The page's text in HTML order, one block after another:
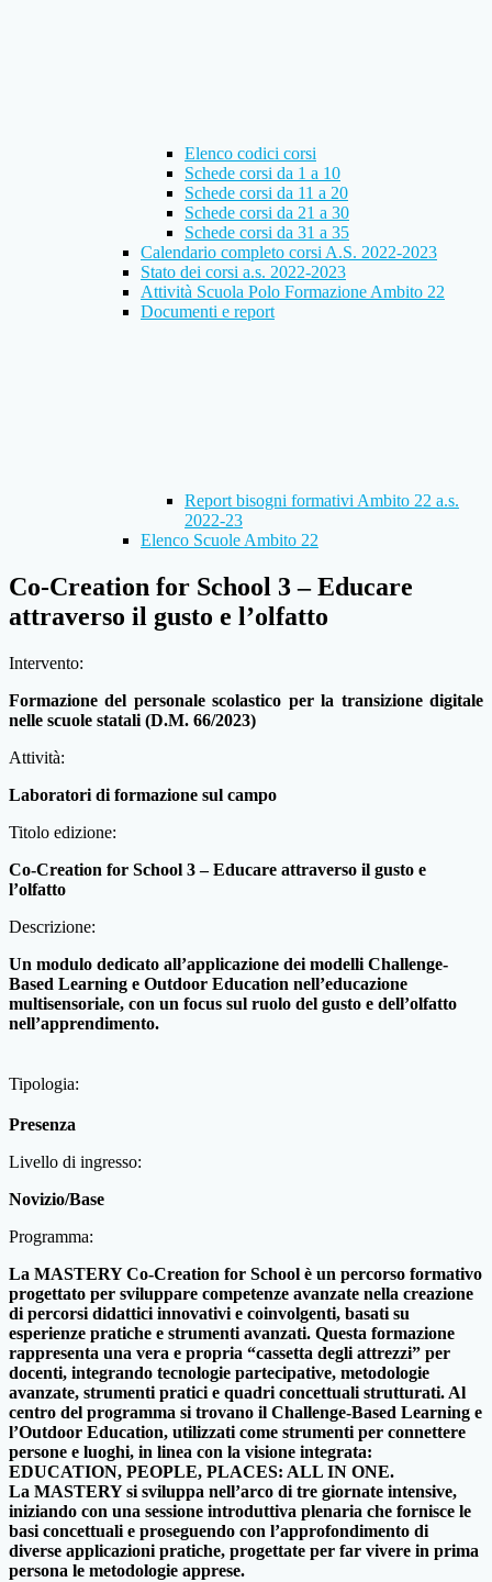
Elenco codici corsi
Schede corsi da 1 a 10
Schede corsi da 11 a 20
Schede corsi da 21 a 30
Schede corsi da 31 a 35
Calendario completo corsi A.S. 2022-2023
Stato dei corsi a.s. 2022-2023
Attività Scuola Polo Formazione Ambito 22
Documenti e report
Report bisogni formativi Ambito 22 a.s.
2022-23
Elenco Scuole Ambito 22
Co-Creation for School 3 – Educare
attraverso il gusto e l’olfatto
Intervento:
Formazione del personale scolastico per la transizione digitale
nelle scuole statali (D.M. 66/2023)
Attività:
Laboratori di formazione sul campo
Titolo edizione:
Co-Creation for School 3 – Educare attraverso il gusto e
l’olfatto
Descrizione:
Un modulo dedicato all’applicazione dei modelli Challenge-
Based Learning e Outdoor Education nell’educazione
multisensoriale, con un focus sul ruolo del gusto e dell’olfatto
nell’apprendimento.
Tipologia:
Presenza
Livello di ingresso:
Novizio/Base
Programma:
La MASTERY Co-Creation for School è un percorso formativo
progettato per sviluppare competenze avanzate nella creazione
di percorsi didattici innovativi e coinvolgenti, basati su
esperienze pratiche e strumenti avanzati. Questa formazione
rappresenta una vera e propria “cassetta degli attrezzi” per
docenti, integrando tecnologie partecipative, metodologie
avanzate, strumenti pratici e quadri concettuali strutturati. Al
centro del programma si trovano il Challenge-Based Learning e
l’Outdoor Education, utilizzati come strumenti per connettere
persone e luoghi, in linea con la visione integrata:
EDUCATION, PEOPLE, PLACES: ALL IN ONE.
La MASTERY si sviluppa nell’arco di tre giornate intensive,
iniziando con una sessione introduttiva plenaria che fornisce le
basi concettuali e proseguendo con l’approfondimento di
diverse applicazioni pratiche, progettate per far vivere in prima
persona le metodologie apprese.